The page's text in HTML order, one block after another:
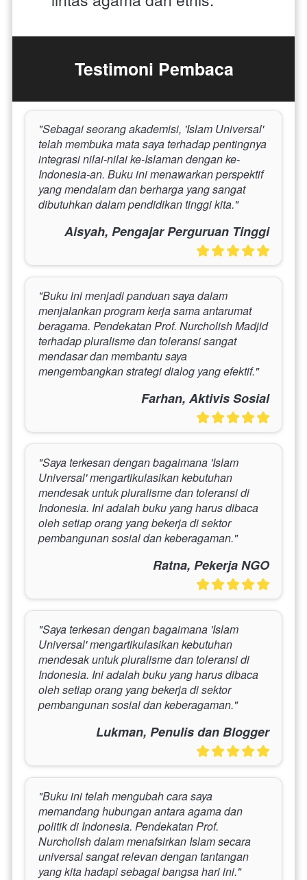
Testimoni Pembaca
"Sebagai seorang akademisi, 'Islam Universal'
telah membuka mata saya terhadap pentingnya
integrasi nilai-nilai ke-Islaman dengan ke-
Indonesia-an. Buku ini menawarkan perspektif
yang mendalam dan berharga yang sangat
dibutuhkan dalam pendidikan tinggi kita."
Aisyah, Pengajar Perguruan Tinggi
"Buku ini menjadi panduan saya dalam
menjalankan program kerja sama antarumat
beragama. Pendekatan Prof. Nurcholish Madjid
terhadap pluralisme dan toleransi sangat
mendasar dan membantu saya
mengembangkan strategi dialog yang efektif."
Farhan, Aktivis Sosial
"Saya terkesan dengan bagaimana 'Islam
Universal' mengartikulasikan kebutuhan
mendesak untuk pluralisme dan toleransi di
Indonesia. Ini adalah buku yang harus dibaca
oleh setiap orang yang bekerja di sektor
pembangunan sosial dan keberagaman."
Ratna, Pekerja NGO
"Saya terkesan dengan bagaimana 'Islam
Universal' mengartikulasikan kebutuhan
mendesak untuk pluralisme dan toleransi di
Indonesia. Ini adalah buku yang harus dibaca
oleh setiap orang yang bekerja di sektor
pembangunan sosial dan keberagaman."
Lukman, Penulis dan Blogger
"Buku ini telah mengubah cara saya
memandang hubungan antara agama dan
politik di Indonesia. Pendekatan Prof.
Nurcholish dalam menafsirkan Islam secara
universal sangat relevan dengan tantangan
yang kita hadapi sebagai bangsa hari ini."